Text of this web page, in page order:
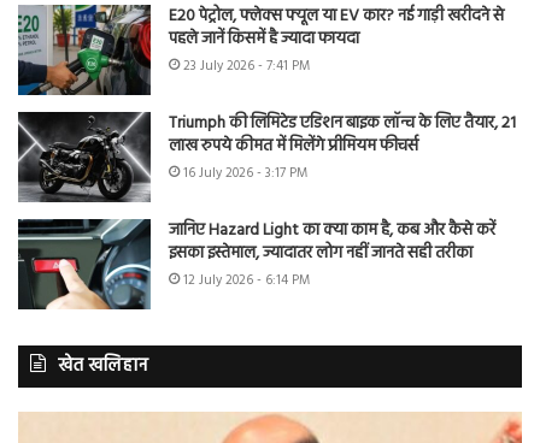
E20 पेट्रोल, फ्लेक्स फ्यूल या EV कार? नई गाड़ी खरीदने से
पहले जानें किसमें है ज्यादा फायदा
23 July 2026 - 7:41 PM
Triumph की लिमिटेड एडिशन बाइक लॉन्च के लिए तैयार, 21
लाख रुपये कीमत में मिलेंगे प्रीमियम फीचर्स
16 July 2026 - 3:17 PM
जानिए Hazard Light का क्या काम है, कब और कैसे करें
इसका इस्तेमाल, ज्यादातर लोग नहीं जानते सही तरीका
12 July 2026 - 6:14 PM
खेत खलिहान